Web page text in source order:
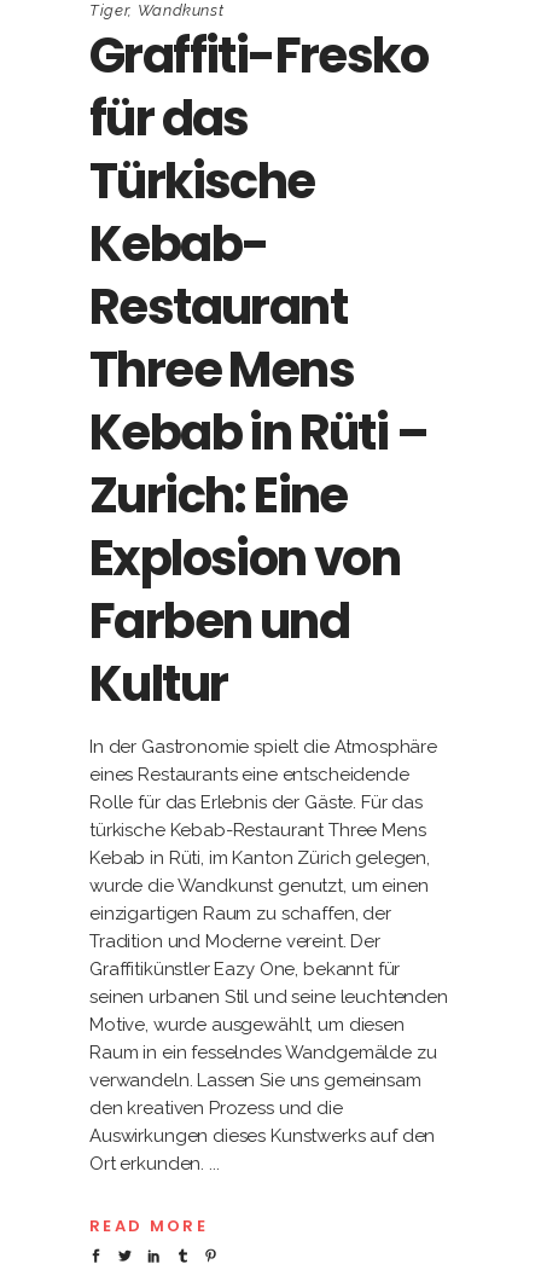
Tiger, Wandkunst
Graffiti-Fresko
für das
Türkische
Kebab-
Restaurant
Three Mens
Kebab in Rüti –
Zurich: Eine
Explosion von
Farben und
Kultur
In der Gastronomie spielt die Atmosphäre
eines Restaurants eine entscheidende
Rolle für das Erlebnis der Gäste. Für das
türkische Kebab-Restaurant Three Mens
Kebab in Rüti, im Kanton Zürich gelegen,
wurde die Wandkunst genutzt, um einen
einzigartigen Raum zu schaffen, der
Tradition und Moderne vereint. Der
Graffitikünstler Eazy One, bekannt für
seinen urbanen Stil und seine leuchtenden
Motive, wurde ausgewählt, um diesen
Raum in ein fesselndes Wandgemälde zu
verwandeln. Lassen Sie uns gemeinsam
den kreativen Prozess und die
Auswirkungen dieses Kunstwerks auf den
Ort erkunden.
READ MORE